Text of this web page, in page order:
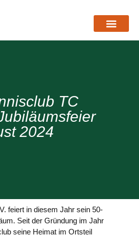
TC
2024
feiert in diesem Jahr sein 50-
Seit der Gründung im Jahr
seine Heimat im Ortsteil